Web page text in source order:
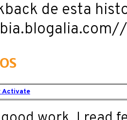
de esta
Activate